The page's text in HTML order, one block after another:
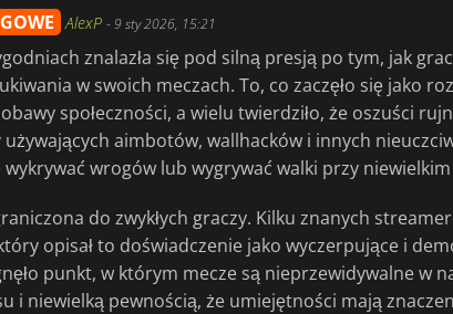
AlexP -9 sty 2026, 15:21
znalazła się pod silną presją po tym, jak
w swoich meczach. To, co zaczęło się jako
społeczności, a wielu twierdziło, że oszuści
aimbotów, wallhacków i innych
wrogów lub wygrywać walki przy niewielkim
do zwykłych graczy. Kilku znanych
opisał to doświadczenie jako wyczerpujące i
punkt, w którym mecze są nieprzewidywalne w
i niewielką pewnością, że umiejętności mają